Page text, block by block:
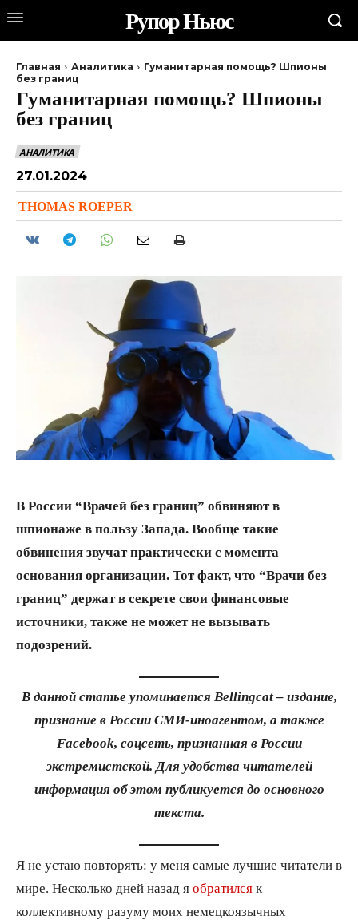
Рупор Ньюс
Главная Аналитика
Гуманитарная помощь? Шпионы
без границ
Гуманитарная помощь? Шпионы
без границ
АНАЛИТИКА
27.01.2024
THOMAS ROEPER
В России “Врачей без границ” обвиняют в
шпионаже в пользу Запада. Вообще такие
обвинения звучат практически с момента
основания организации. Тот факт, что “Врачи без
границ” держат в секрете свои финансовые
источники, также не может не вызывать
подозрений.
В данной статье упоминается Bellingcat – издание,
признание в России СМИ-иноагентом, а также
Facebook, соцсеть, признанная в России
экстремистской. Для удобства читателей
информация об этом публикуется до основного
текста.
Я не устаю повторять: у меня самые лучшие читатели в
мире. Несколько дней назад я обратился к
коллективному разуму моих немецкоязычных